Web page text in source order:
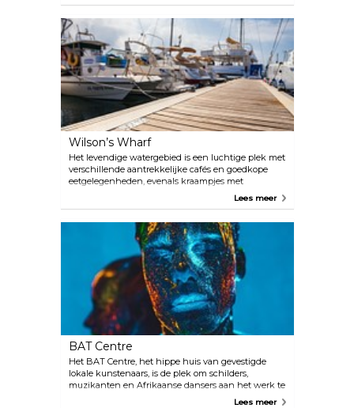
twee keer per dag wordt gehouden.
Wilson’s Wharf
Het levendige watergebied is een luchtige plek met
verschillende aantrekkelijke cafés en goedkope
eetgelegenheden, evenals kraampjes met
traditionele Zuid-Afrikaanse ambachten en
de kust met één van de verschillende bedrijven die
de service aanbieden. Bezoek de nabijgelegen
Sugar Terminal om meer te weten te komen over
de lokale suikerproductie-industrie.
Lees meer
BAT Centre
Het BAT Centre, het hippe huis van gevestigde
lokale kunstenaars, is de plek om schilders,
muzikanten en Afrikaanse dansers aan het werk te
zien. Op de meeste avonden zijn er liveshows en
Lees meer